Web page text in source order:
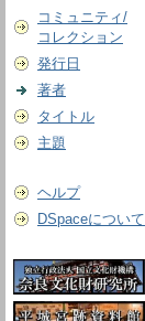
コミュニティ/
コレクション
発行日
著者
タイトル
主題
ヘルプ
DSpaceについて